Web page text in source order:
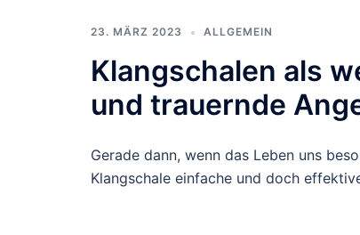
23. MÄRZ 2023 ALLGEMEIN
Klangschalen als
und trauernde
Gerade dann, wenn das Leben uns
Klangschale einfache und doch